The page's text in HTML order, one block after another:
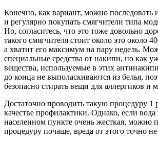
Конечно, как вариант, можно последовать
и регулярно покупать смягчители типа
Но, согласитесь, что это тоже довольно
такого смягчителя стоит около это около
а хватит его максимум на пару недель.
специальные средства от накипи, но как
вещества, используемые в этих
до конца не выполаскиваются из белья,
безопасно стирать вещи для аллергиков и
Достаточно проводить такую процедуру 1
качестве профилактики. Однако, если
населенном пункте очень жесткая, можно
процедуру почаще, вреда от этого точно не